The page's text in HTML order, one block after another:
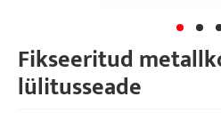
Fikseeritud
lülitusseade